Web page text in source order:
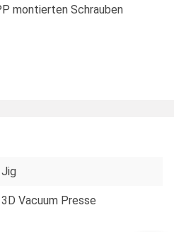
montierten Schrauben
Jig
3D Vacuum Presse